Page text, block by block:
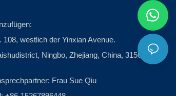
108, westlich der Yinxian Avenue.
Ningbo, Zhejiang, China, 315012
Frau Sue Qiu